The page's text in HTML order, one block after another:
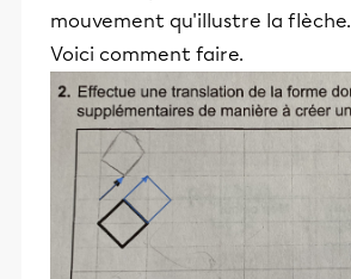
mouvement qu'illustre la flèche.
Voici comment faire.